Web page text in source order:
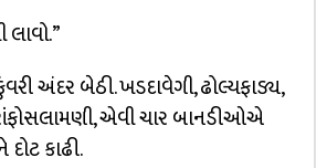
લાવો.”
અંદર બેઠી. ખડદાવેગી, ઢોલ્યફાડ્ય,
એવી ચાર બાનડીઓએ
કાઢી.